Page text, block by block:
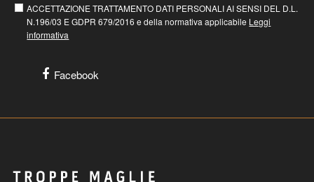
ACCETTAZIONE TRATTAMENTO DATI PERSONALI AI SENSI DEL D.L.
N.196/03 E GDPR 679/2016 e della normativa applicabile Leggi
informativa
Facebook